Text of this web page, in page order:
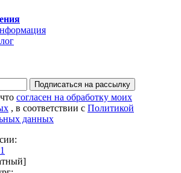
Подписаться на рассылку
согласен на обработку моих
, в соответствии с Политикой
данных